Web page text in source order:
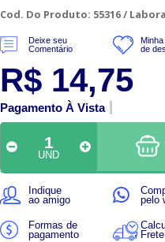
Cod. Do Produto: 55316 /
Deixe seu
Comentário
de
R$ 14,75
Pagamento À Vista
UND
Indique
ao amigo
pelo
Formas de
pagamento